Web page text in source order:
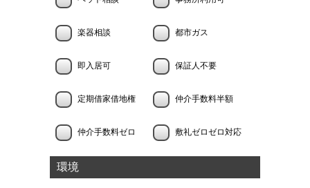
楽器相談 都市ガス
即入居可 保証人不要
定期借家借地権 仲介手数料半額
仲介手数料ゼロ 敷礼ゼロゼロ対応
環境